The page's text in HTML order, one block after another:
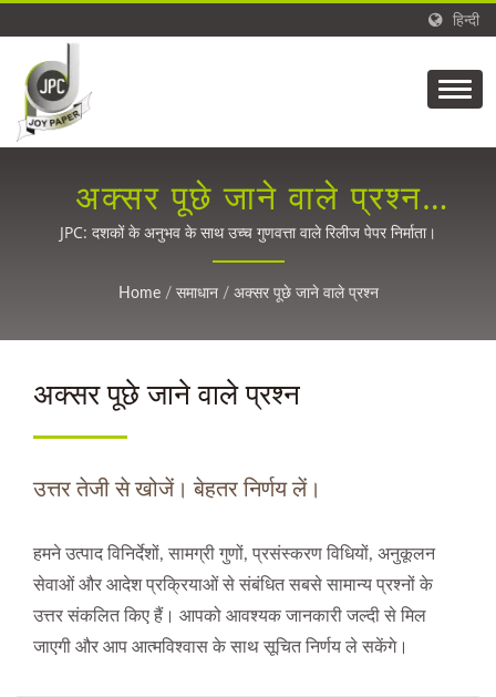
हिन्दी
अक्सर पूछे जाने वाले प्रश्न
(FAQ)
JPC: दशकों के अनुभव के साथ उच्च गुणवत्ता वाले रिलीज पेपर निर्माता।
Home / समाधान / अक्सर पूछे जाने वाले प्रश्न
अक्सर पूछे जाने वाले प्रश्न
उत्तर तेजी से खोजें। बेहतर निर्णय लें।
हमने उत्पाद विनिर्देशों, सामग्री गुणों, प्रसंस्करण विधियों, अनुकूलन
सेवाओं और आदेश प्रक्रियाओं से संबंधित सबसे सामान्य प्रश्नों के
उत्तर संकलित किए हैं। आपको आवश्यक जानकारी जल्दी से मिल
जाएगी और आप आत्मविश्वास के साथ सूचित निर्णय ले सकेंगे।